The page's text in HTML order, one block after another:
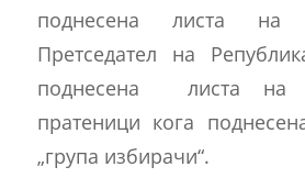
поднесена листа на
Претседател на
поднесена листа на
пратеници кога
„група избирачи“.